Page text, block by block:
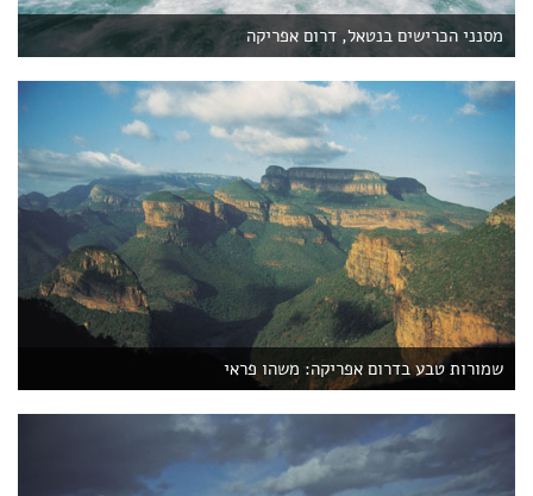
מסנני הכרישים בנטאל, דרום אפריקה
שמורות טבע בדרום אפריקה: משהו פראי